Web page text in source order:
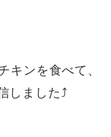
キンを食べて、
しました⤴